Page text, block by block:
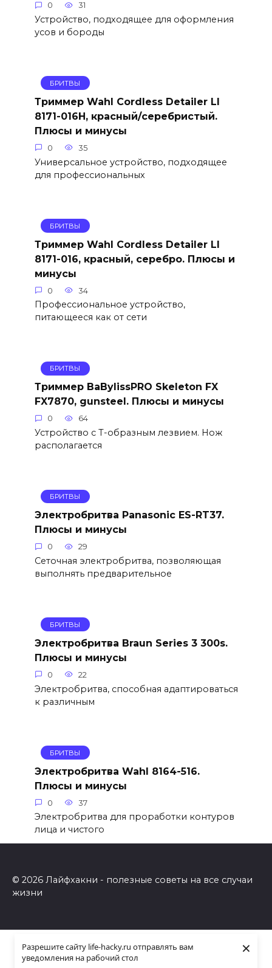
Разрешите сайту life-hacky.ru отправлять вам
уведомления на рабочий стол
×
0 31
Устройство, подходящее для оформления
усов и бороды
БРИТВЫ
Триммер Wahl Cordless Detailer LI
8171-016H, красный/серебристый.
Плюсы и минусы
0 35
Универсальное устройство, подходящее
для профессиональных
БРИТВЫ
Триммер Wahl Cordless Detailer LI
8171-016, красный, серебро. Плюсы и
минусы
0 34
Профессиональное устройство,
питающееся как от сети
БРИТВЫ
Триммер BaBylissPRO Skeleton FX
FX7870, gunsteel. Плюсы и минусы
0 64
Устройство с Т-образным лезвием. Нож
располагается
БРИТВЫ
Электробритва Panasonic ES-RT37.
Плюсы и минусы
0 29
Сеточная электробритва, позволяющая
выполнять предварительное
БРИТВЫ
Электробритва Braun Series 3 300s.
Плюсы и минусы
0 22
Электробритва, способная адаптироваться
к различным
БРИТВЫ
Электробритва Wahl 8164-516.
Плюсы и минусы
0 37
Электробритва для проработки контуров
лица и чистого
© 2026 Лайфхакни - полезные советы на все случаи
жизни